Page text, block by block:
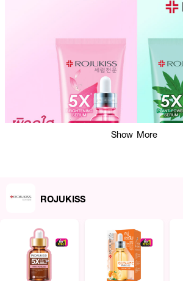
ผลลัพธ์ที่ได้ :
Show More
ROJUKISS